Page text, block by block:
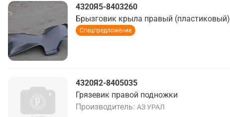
4320Я5-8403260
Брызговик крыла правый (пластиковый)
Спецпредложение
4320Я2-8405035
Грязевик правой подножки
Производитель АЗ УРАЛ